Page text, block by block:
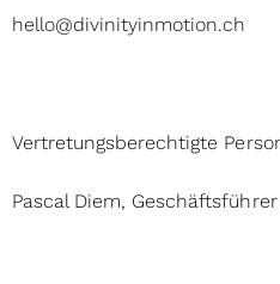
hello@divinityinmotion.ch
Vertretungsberechtigte
Pascal Diem,